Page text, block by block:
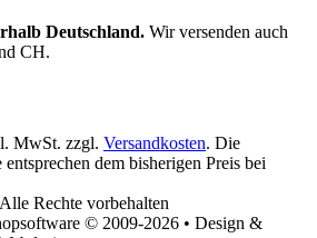
Deutschland. Wir versenden auch
CH.
MwSt. zzgl. Versandkosten. Die
dem bisherigen Preis bei
Rechte vorbehalten
© 2009-2026 • Design &